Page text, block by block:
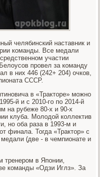
челябинский наставник и
команды. Все медали
участии
провел за команду
в них 446 (242+ 204) очков,
СССР.
в «Тракторе» можно
й и с 2010-го по 2014-й
на рубеже 80-х и 90-х
клуба. Молодой коллектив
но оба раза в 1993-м и
финала. Тогда «Трактор» с
(две - в чемпионате и
в Японии,
команды «Одзи Иглз». За